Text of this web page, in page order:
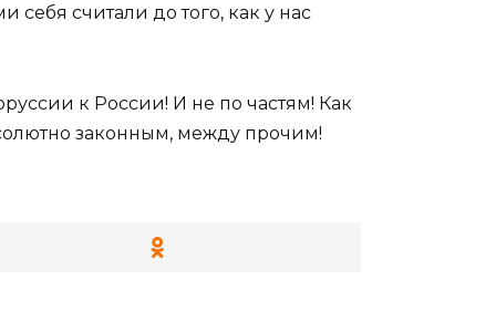
считали до того, как у нас
к России! И не по частям! Как
законным, между прочим!